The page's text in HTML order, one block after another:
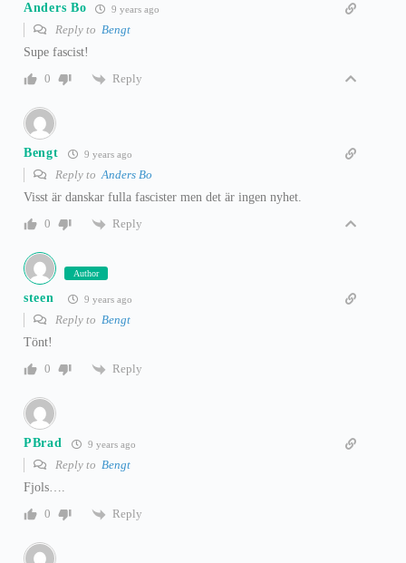
Anders Bo 9 years ago
Reply to Bengt
Supe fascist!
0
Reply
Bengt 9 years ago
Reply to Anders Bo
Visst är danskar fulla fascister men det är ingen nyhet.
0
Reply
Author
steen 9 years ago
Reply to Bengt
Tönt!
0
Reply
PBrad 9 years ago
Reply to Bengt
Fjols….
0
Reply